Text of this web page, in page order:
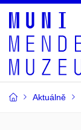
Aktuálně